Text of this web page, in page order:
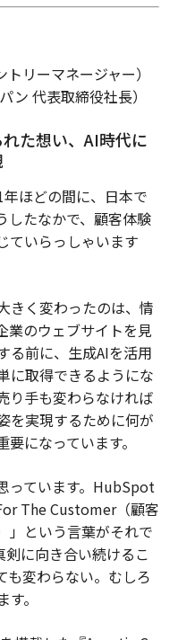
リーマネージャー）
ン 代表取締役社長）
た想い、AI時代に
年ほどの間に、日本で
したなかで、顧客体験
ていらっしゃいます
きく変わったのは、情
業のウェブサイトを見
る前に、生成AIを活用
に取得できるようにな
り手も変わらなければ
を実現するために何が
になっています。
っています。HubSpot
The Customer（顧客
」という言葉がそれで
剣に向き合い続けるこ
変わらない。むしろ
。